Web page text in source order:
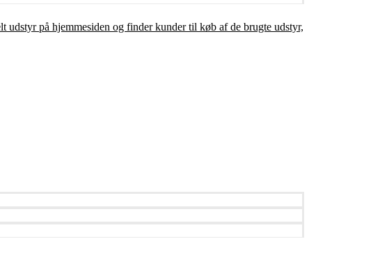
på hjemmesiden og finder kunder til køb af de brugte udstyr,